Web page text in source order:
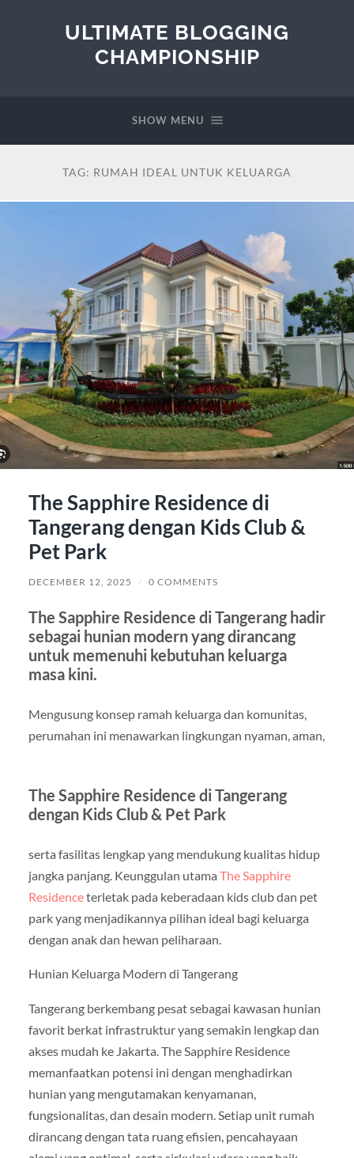
ULTIMATE BLOGGING
CHAMPIONSHIP
SHOW MENU
TAG: RUMAH IDEAL UNTUK KELUARGA
The Sapphire Residence di
Tangerang dengan Kids Club &
Pet Park
DECEMBER 12, 2025 / 0 COMMENTS
The Sapphire Residence di Tangerang hadir
sebagai hunian modern yang dirancang
untuk memenuhi kebutuhan keluarga
masa kini.
Mengusung konsep ramah keluarga dan komunitas,
perumahan ini menawarkan lingkungan nyaman, aman,
The Sapphire Residence di Tangerang
dengan Kids Club & Pet Park
serta fasilitas lengkap yang mendukung kualitas hidup
jangka panjang. Keunggulan utama The Sapphire
Residenceterletak pada keberadaan kids club dan pet
park yang menjadikannya pilihan ideal bagi keluarga
dengan anak dan hewan peliharaan.
Hunian Keluarga Modern di Tangerang
Tangerang berkembang pesat sebagai kawasan hunian
favorit berkat infrastruktur yang semakin lengkap dan
akses mudah ke Jakarta. The Sapphire Residence
memanfaatkan potensi ini dengan menghadirkan
hunian yang mengutamakan kenyamanan,
fungsionalitas, dan desain modern. Setiap unit rumah
dirancang dengan tata ruang efisien, pencahayaan